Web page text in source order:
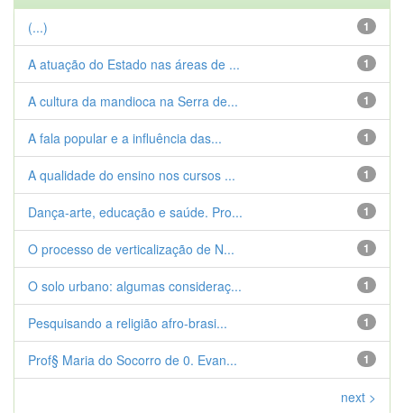
1
(...)
1
A atuação do Estado nas áreas de ...
1
A cultura da mandioca na Serra de...
1
A fala popular e a influência das...
1
A qualidade do ensino nos cursos ...
1
Dança-arte, educação e saúde. Pro...
1
O processo de verticalização de N...
1
O solo urbano: algumas consideraç...
1
Pesquisando a religião afro-brasi...
1
Prof§ Maria do Socorro de 0. Evan...
next >